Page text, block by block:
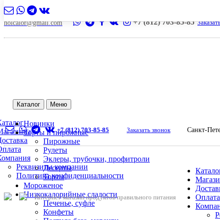
nolcalor@gmail.com +7 (812) 703-85-85
Каталог Меню
Реквизиты компании
Политика конфиденциальности
Новинки
Торты и пирожные
Пирожные
Рулеты
Эклеры, трубочки, профитроли
Десерты
Торты
Мороженое
Низкокалорийные сладости
Печенье, суфле
Конфеты
+7 (812) 703-85-85 Заказать звонок Санкт-
Интернет-магазин продуктов правильного питания
Оплата